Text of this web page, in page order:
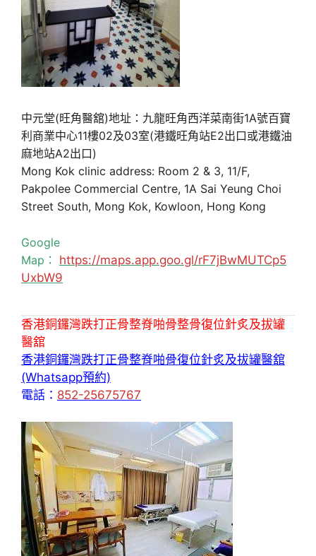
中元堂(旺角醫舘)地址：九龍旺角西洋菜南街1A號百寶
利商業中心11樓02及03室(港鐵旺角站E2出口或港鐵油
麻地站A2出口)
Mong Kok clinic address: Room 2 & 3, 11/F,
Pakpolee Commercial Centre, 1A Sai Yeung Choi
Street South, Mong Kok, Kowloon, Hong Kong
Google
Map： https://maps.app.goo.gl/rF7jBwMUTCp5
UxbW9
香港銅鑼灣跌打正骨整脊啪骨整骨復位針炙及拔罐
醫舘
香港銅鑼灣跌打正骨整脊啪骨復位針炙及拔罐醫舘
(Whatsapp預約)
電話： 852-25675767